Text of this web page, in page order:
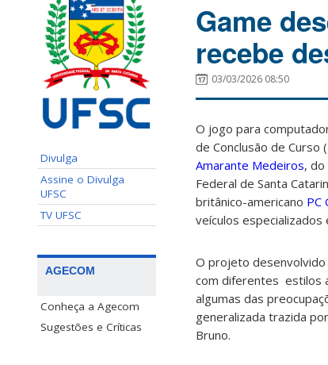
Divulga
Assine o Divulga
UFSC
TV UFSC
AGECOM
Conheça a Agecom
Sugestões e Críticas
Game
recebe
03/03/2026 08:50
O jogo para
de Conclusão de Curso
Amarante Medeiros, do
Federal de Santa
britânico-americano PC
veículos
O projeto
com diferentes estilos
algumas das
generalizada trazida
Bruno.